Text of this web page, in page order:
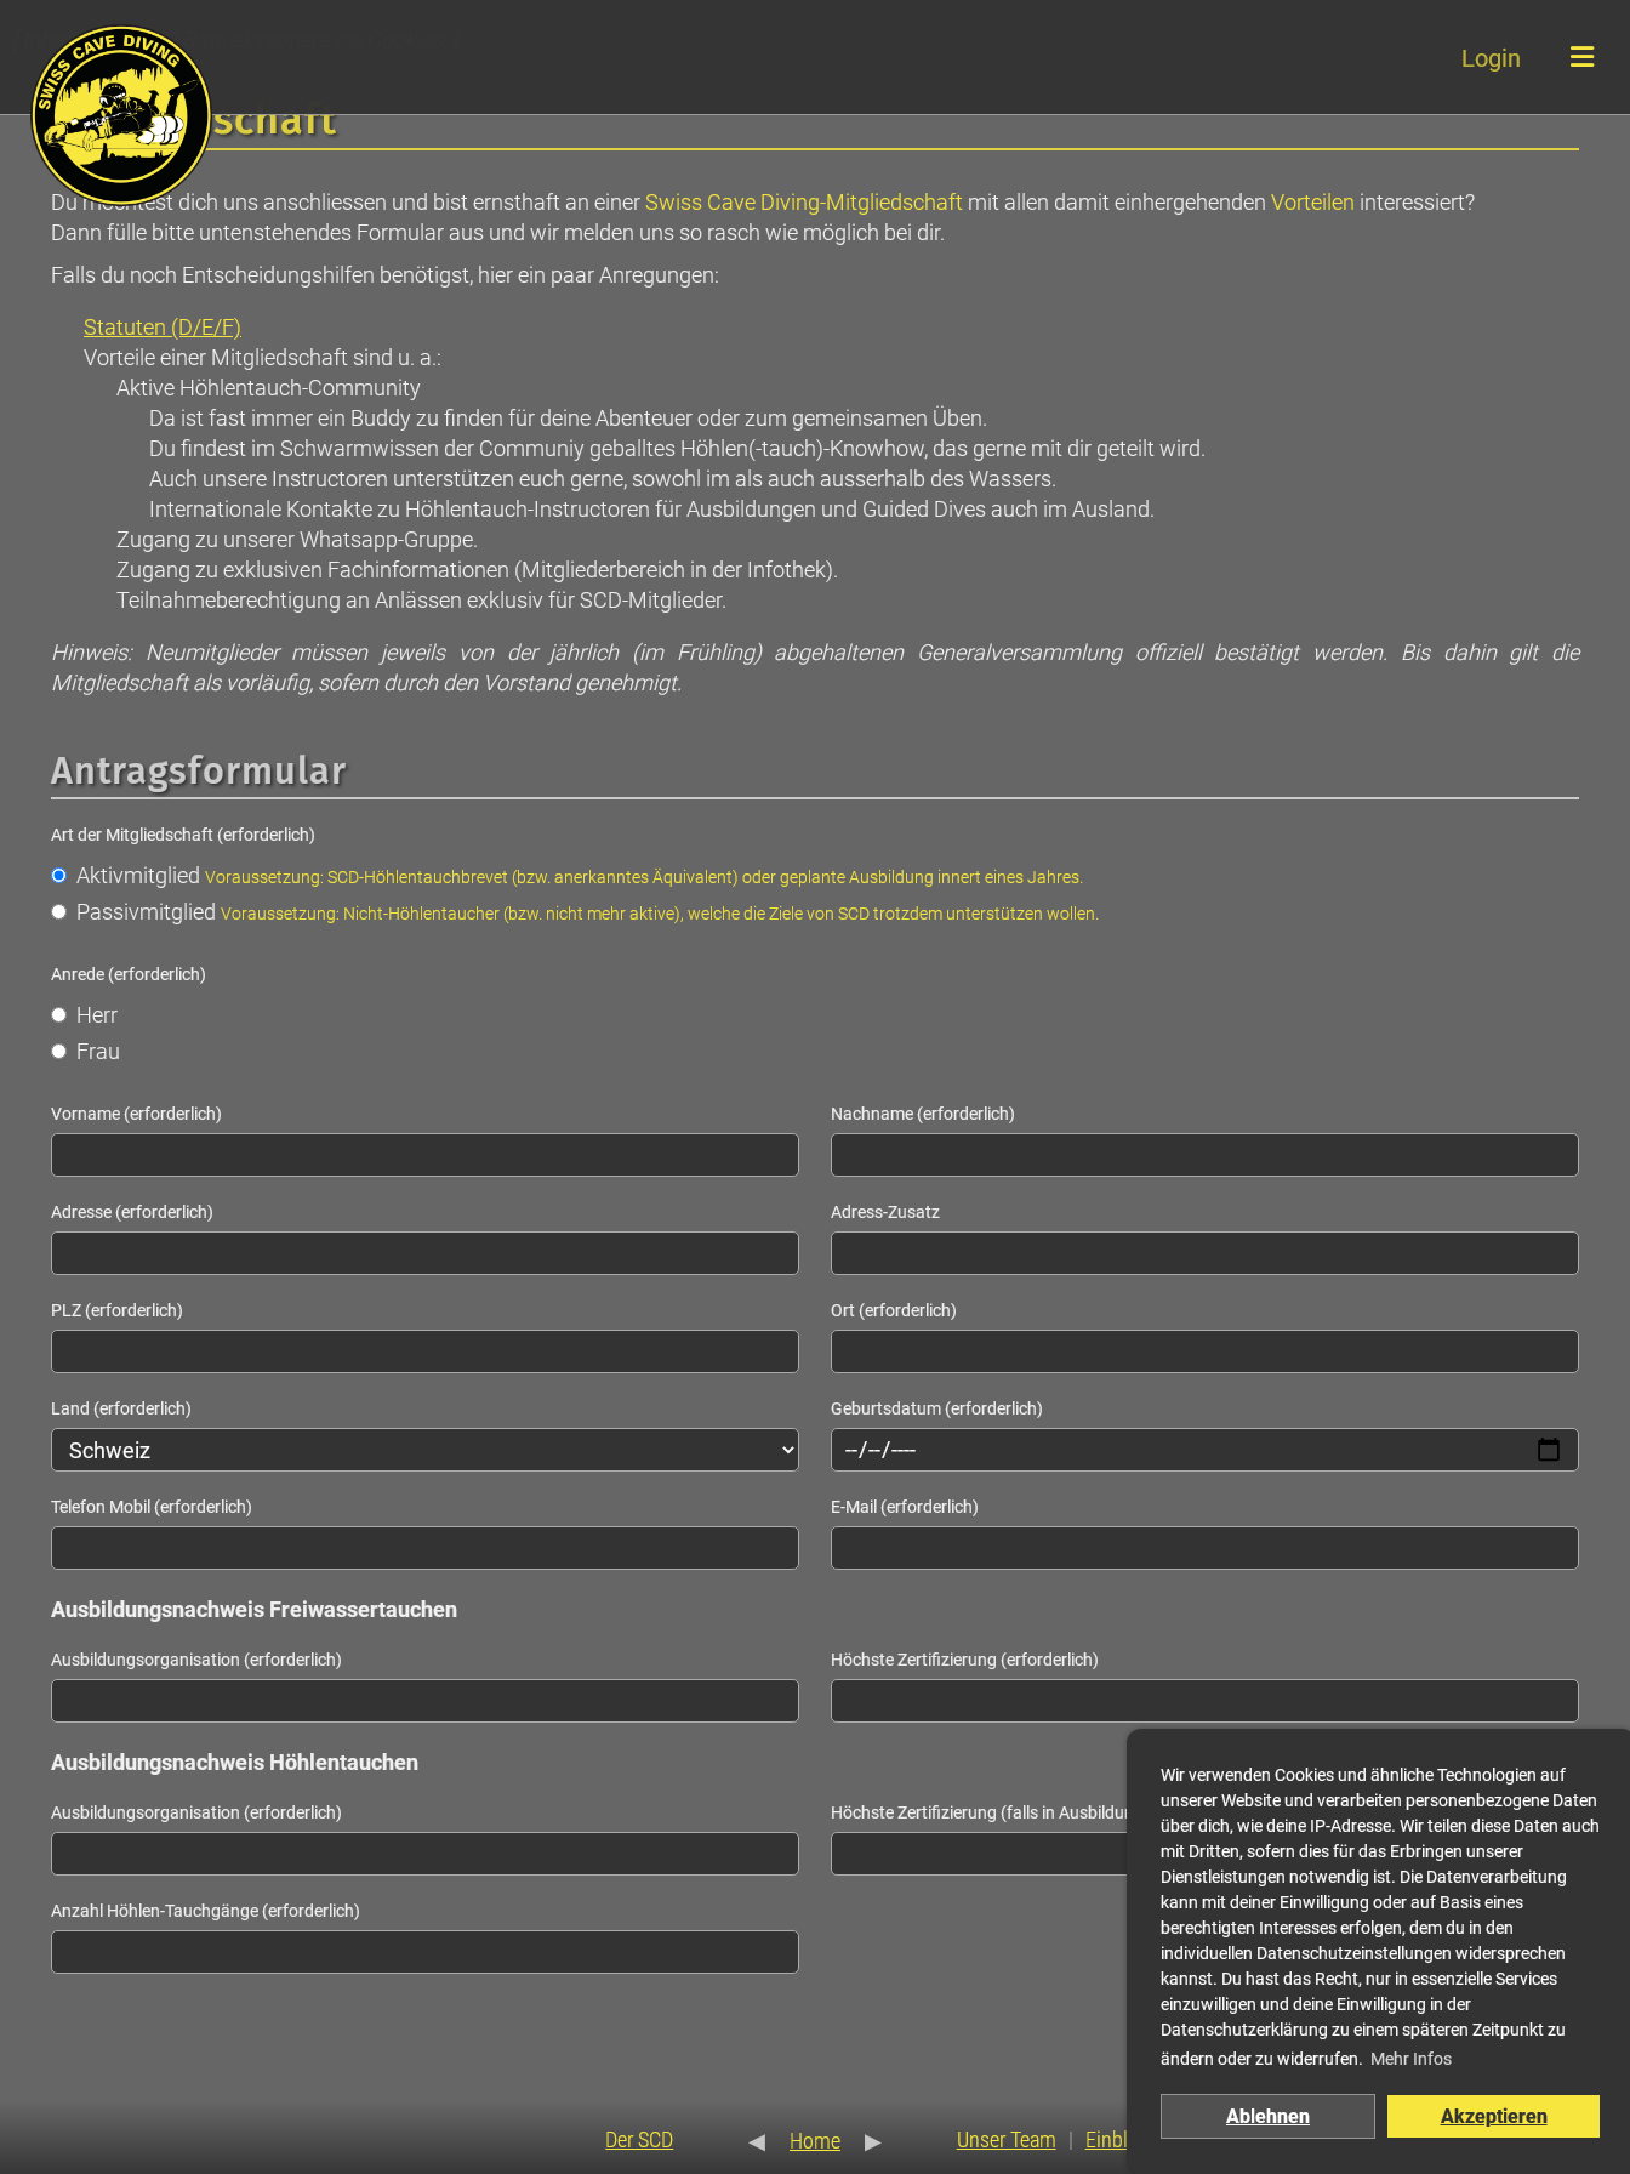
Wir verwenden Cookies und ähnliche Technologien auf
unserer Website und verarbeiten personenbezogene Daten
über dich, wie deine IP-Adresse. Wir teilen diese Daten auch
mit Dritten, sofern dies für das Erbringen unserer
Dienstleistungen notwendig ist. Die Datenverarbeitung
kann mit deiner Einwilligung oder auf Basis eines
berechtigten Interesses erfolgen, dem du in den
individuellen Datenschutzeinstellungen widersprechen
kannst. Du hast das Recht, nur in essenzielle Services
einzuwilligen und deine Einwilligung in der
Datenschutzerklärung zu einem späteren Zeitpunkt zu
ändern oder zu widerrufen. Mehr Infos
Ablehnen Akzeptieren
Login
[ Inhalt anzeigen? Bitte akzeptiere die Cookies. ]
Mitgliedschaft
Du möchtest dich uns anschliessen und bist ernsthaft an einerSwiss Cave Diving-Mitgliedschaft mit allen damit einhergehenden Vorteilen interessiert?
Dann fülle bitte untenstehendes Formular aus und wir melden uns so rasch wie möglich bei dir.
Falls du noch Entscheidungshilfen benötigst, hier ein paar Anregungen:
Statuten (D/E/F)
Vorteile einer Mitgliedschaft sind u. a.:
Aktive Höhlentauch-Community
Da ist fast immer ein Buddy zu finden für deine Abenteuer oder zum gemeinsamen Üben.
Du findest im Schwarmwissen der Communiy geballtes Höhlen(-tauch)-Knowhow, das gerne mit dir geteilt wird.
Auch unsere Instructoren unterstützen euch gerne, sowohl im als auch ausserhalb des Wassers.
Internationale Kontakte zu Höhlentauch-Instructoren für Ausbildungen und Guided Dives auch im Ausland.
Zugang zu unserer Whatsapp-Gruppe.
Zugang zu exklusiven Fachinformationen (Mitgliederbereich in der Infothek).
Teilnahmeberechtigung an Anlässen exklusiv für SCD-Mitglieder.
Hinweis: Neumitglieder müssen jeweils von der jährlich (im Frühling) abgehaltenen Generalversammlung offiziell bestätigt werden. Bis dahin gilt die
Mitgliedschaft als vorläufig, sofern durch den Vorstand genehmigt.
Antragsformular
Art der Mitgliedschaft (erforderlich)
Aktivmitglied Voraussetzung: SCD-Höhlentauchbrevet (bzw. anerkanntes Äquivalent) oder geplante Ausbildung innert eines Jahres.
Passivmitglied Voraussetzung: Nicht-Höhlentaucher (bzw. nicht mehr aktive), welche die Ziele von SCD trotzdem unterstützen wollen.
Anrede (erforderlich)
Herr
Frau
Vorname (erforderlich) Nachname (erforderlich)
Adresse (erforderlich) Adress-Zusatz
PLZ (erforderlich) Ort (erforderlich)
Land (erforderlich) Geburtsdatum (erforderlich)
Telefon Mobil (erforderlich) E-Mail (erforderlich)
Ausbildungsnachweis Freiwassertauchen
Ausbildungsorganisation (erforderlich) Höchste Zertifizierung (erforderlich)
Ausbildungsnachweis Höhlentauchen
Ausbildungsorganisation (erforderlich) Höchste Zertifizierung (falls in Ausbildung bitte erwähnen) (erforderlich)
Anzahl Höhlen-Tauchgänge (erforderlich)
Der SCD ◀ Home ▶ Unser Team Einblicke Pressespiegel